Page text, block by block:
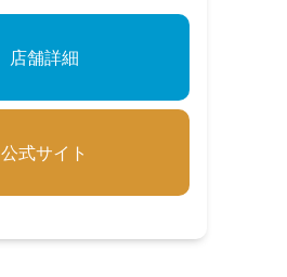
店舗詳細
公式サイト